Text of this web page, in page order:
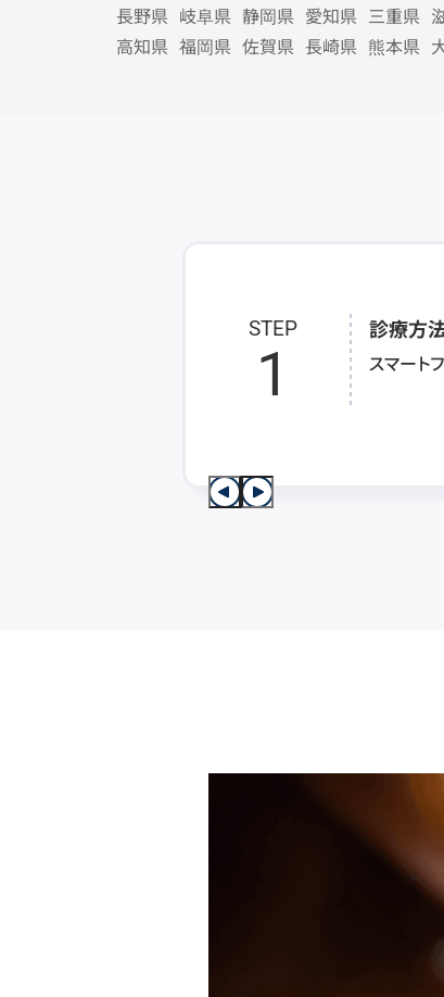
長野県 岐阜県 静岡県 愛知県 三重県
高知県 福岡県 佐賀県 長崎県 熊本県
STEP
1
診療方
スマート